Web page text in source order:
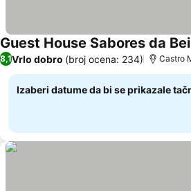
Guest House Sabores da
8,1Vrlo dobro (broj ocena: 234) Castro
Izaberi datume da bi se prikazale